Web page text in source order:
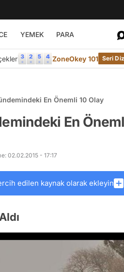
YEMEK PARA
ZoneOkey 101 Seri Diz
En Önemli 10 Olay
En
02.02.2015 - 17:17
edilen kaynak olarak ekleyin